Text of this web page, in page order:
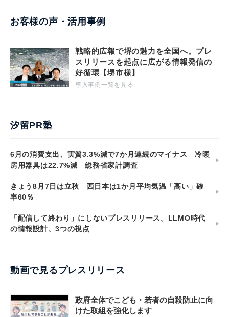
お客様の声・活用事例
戦略的広報で堺の魅力を全国へ。プレ
スリリースを起点に広がる情報発信の
好循環【堺市様】
導入事例一覧を見る
汐留PR塾
6月の消費支出、実質3.3%減で7か月連続のマイナス 冷暖
房用器具は22.7%減 総務省家計調査
きょう8月7日は立秋 西日本は1か月平均気温「高い」確
率60％
「配信して終わり」にしないプレスリリース。LLMO時代
の情報設計、3つの視点
動画で見るプレスリリース
政府全体でこども・若者の自殺防止に向
けた取組を強化します